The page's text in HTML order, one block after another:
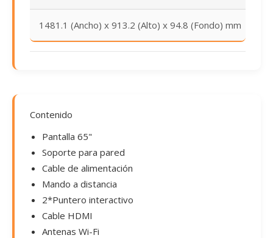
1481.1 (Ancho) x 913.2 (Alto) x 94.8 (Fondo) mm
Contenido
Pantalla 65"
Soporte para pared
Cable de alimentación
Mando a distancia
2*Puntero interactivo
Cable HDMI
Antenas Wi-Fi